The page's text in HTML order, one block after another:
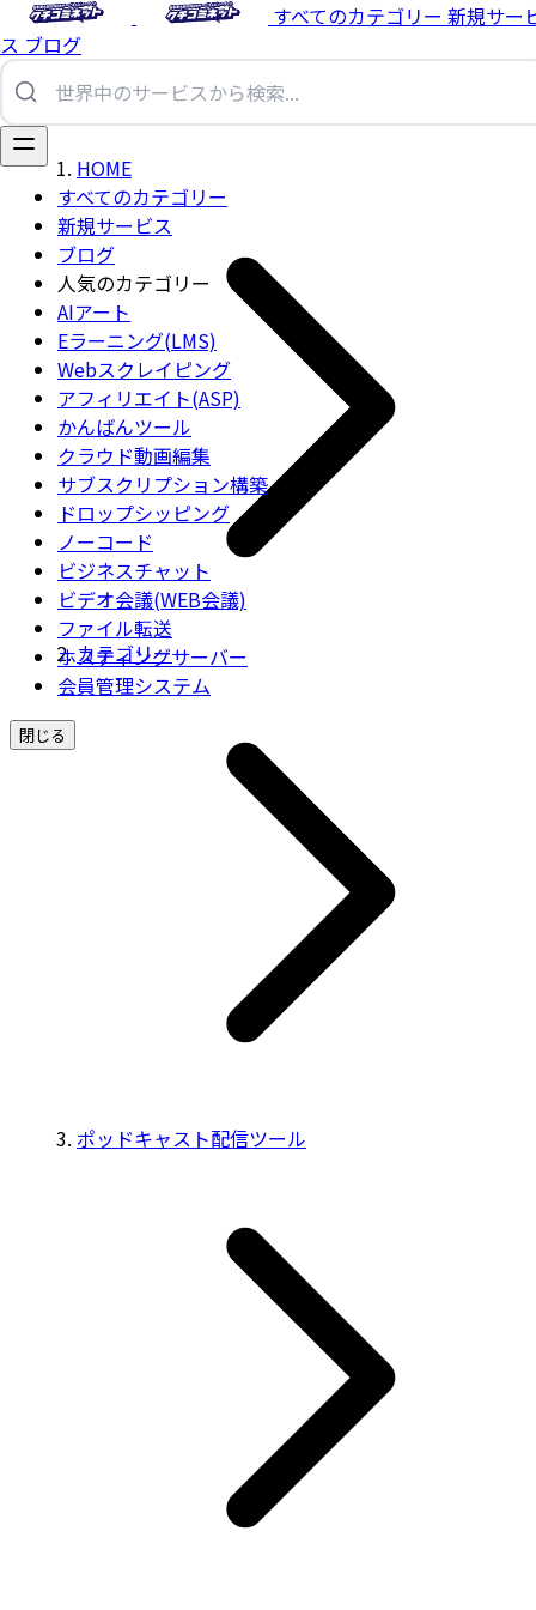
すべてのカテゴリー 新規サー
ス ブログ
すべてのカテゴリー
新規サービス
ブログ
人気のカテゴリー
AIアート
Eラーニング(LMS)
Webスクレイピング
アフィリエイト(ASP)
かんばんツール
クラウド動画編集
サブスクリプション構築
ドロップシッピング
ノーコード
ビジネスチャット
ビデオ会議(WEB会議)
ファイル転送
ホスティングサーバー
会員管理システム
閉じる
HOME
カテゴリー
ポッドキャスト配信ツール